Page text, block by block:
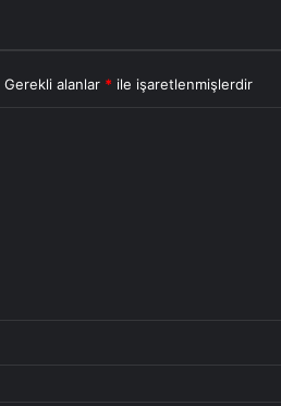
Gerekli alanlar * ile işaretlenmişlerdir